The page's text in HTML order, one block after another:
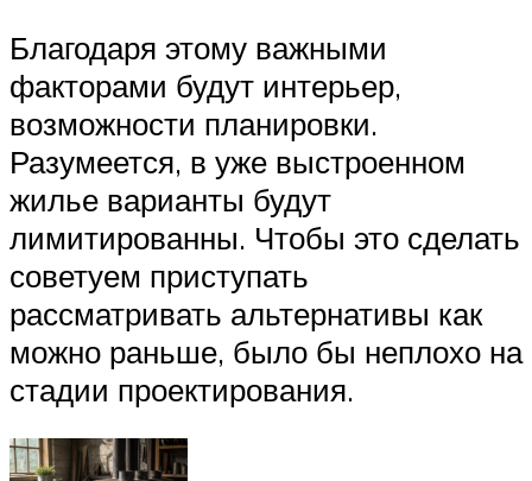
Благодаря этому важными
факторами будут интерьер,
возможности планировки.
Разумеется, в уже выстроенном
жилье варианты будут
лимитированны. Чтобы это сделать
советуем приступать
рассматривать альтернативы как
можно раньше, было бы неплохо на
стадии проектирования.